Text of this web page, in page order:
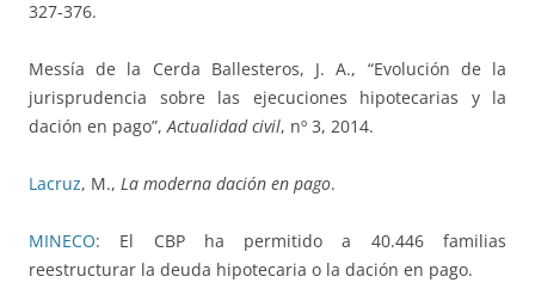
327-376.
Messía de la Cerda Ballesteros, J. A., “Evolución de la
jurisprudencia sobre las ejecuciones hipotecarias y la
dación en pago”,Actualidad civil, nº 3, 2014.
Lacruz, M., La moderna dación en pago.
MINECO: El CBP ha permitido a 40.446 familias
reestructurar la deuda hipotecaria o la dación en pago.